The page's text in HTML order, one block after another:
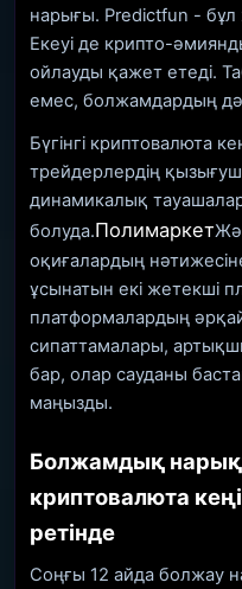
нарығы. Predictfun - бұл
Екеуі де крипто-
ойлауды қажет етеді.
емес, болжамдардың
Бүгінгі криптовалюта
трейдерлердің
динамикалық
болуда.Полимаркет
оқиғалардың нәтижесіне
ұсынатын екі жетекші
платформалардың
сипаттамалары,
бар, олар сауданы
маңызды.
Болжамдық
криптовалюта
ретінде
Соңғы 12 айда болжау